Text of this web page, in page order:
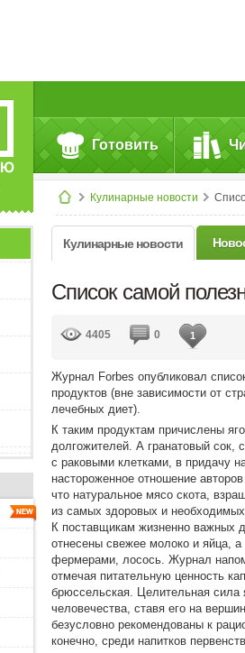
Готовить
Кулинарные новости
Кулинарные новости
Список самой
4405 0 1
Журнал Forbes опубликовал
продуктов (вне зависимости от
лечебных диет).
К таким продуктам причислены
долгожителей. А гранатовый сок,
с раковыми клетками, в придачу
настороженное отношение
что натуральное мясо скота,
из самых здоровых и
К поставщикам жизненно важных
отнесены свежее молоко и яйца,
фермерами, лосось. Журнал
отмечая питательную ценность
брюссельская. Целительная сила
человечества, ставя его на
безусловно рекомендованы к
конечно, среди напитков